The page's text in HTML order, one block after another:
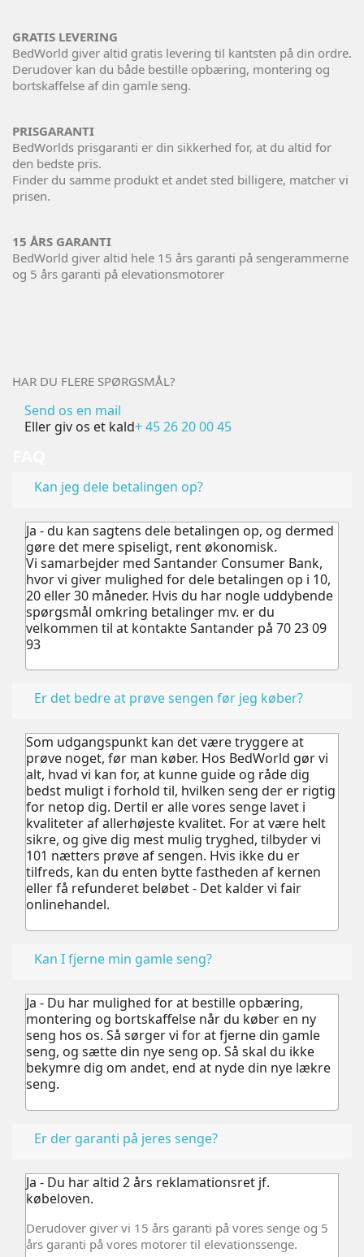
GRATIS LEVERING
BedWorld giver altid gratis levering til kantsten på din ordre.
Derudover kan du både bestille opbæring, montering og
bortskaffelse af din gamle seng.
PRISGARANTI
BedWorlds prisgaranti er din sikkerhed for, at du altid for
den bedste pris.
Finder du samme produkt et andet sted billigere, matcher vi
prisen.
15 ÅRS GARANTI
BedWorld giver altid hele 15 års garanti på sengerammerne
og 5 års garanti på elevationsmotorer
HAR DU FLERE SPØRGSMÅL?
Send os en mail
Eller giv os et kald+ 45 26 20 00 45
Kan jeg dele betalingen op?
Ja - du kan sagtens dele betalingen op, og dermed
gøre det mere spiseligt, rent økonomisk.
Vi samarbejder med Santander Consumer Bank,
hvor vi giver mulighed for dele betalingen op i 10,
20 eller 30 måneder. Hvis du har nogle uddybende
spørgsmål omkring betalinger mv. er du
velkommen til at kontakte Santander på 70 23 09
93
Er det bedre at prøve sengen før jeg køber?
Som udgangspunkt kan det være tryggere at
prøve noget, før man køber. Hos BedWorld gør vi
alt, hvad vi kan for, at kunne guide og råde dig
bedst muligt i forhold til, hvilken seng der er rigtig
for netop dig. Dertil er alle vores senge lavet i
kvaliteter af allerhøjeste kvalitet. For at være helt
sikre, og give dig mest mulig tryghed, tilbyder vi
101 nætters prøve af sengen. Hvis ikke du er
tilfreds, kan du enten bytte fastheden af kernen
eller få refunderet beløbet - Det kalder vi fair
onlinehandel.
Kan I fjerne min gamle seng?
Ja - Du har mulighed for at bestille opbæring,
montering og bortskaffelse når du køber en ny
seng hos os. Så sørger vi for at fjerne din gamle
seng, og sætte din nye seng op. Så skal du ikke
bekymre dig om andet, end at nyde din nye lækre
seng.
Er der garanti på jeres senge?
Ja - Du har altid 2 års reklamationsret jf.
købeloven.
Derudover giver vi 15 års garanti på vores senge og 5
års garanti på vores motorer til elevationssenge.